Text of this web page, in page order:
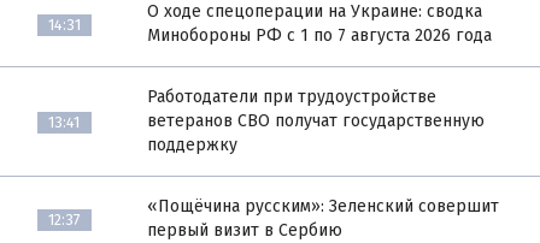
14:31
О ходе спецоперации на Украине: сводка
Минобороны РФ с 1 по 7 августа 2026 года
13:41
Работодатели при трудоустройстве
ветеранов СВО получат государственную
поддержку
12:37
«Пощёчина русским»: Зеленский совершит
первый визит в Сербию